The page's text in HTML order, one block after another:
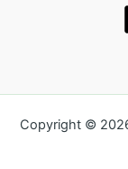
Copyright ©